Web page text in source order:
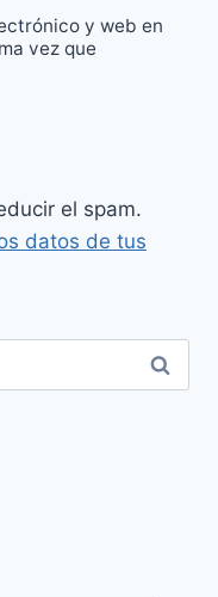
y web en
vez que
el spam.
datos de tus